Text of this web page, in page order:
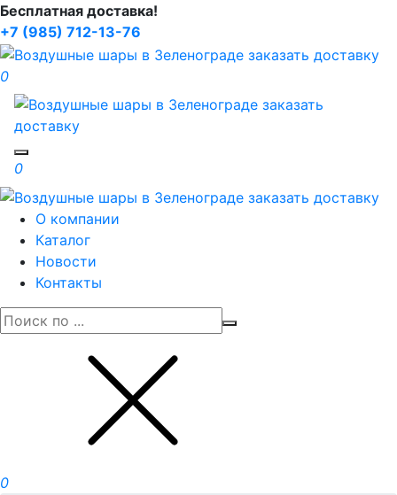
Бесплатная доставка!
+7 (985) 712-13-76
0
Toggle navigation
0
О компании
Каталог
Новости
Контакты
0